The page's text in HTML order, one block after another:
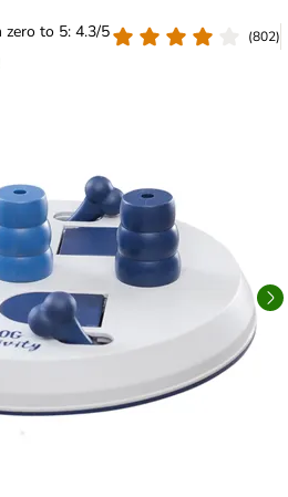
zero to 5: 4.3/5
(802)